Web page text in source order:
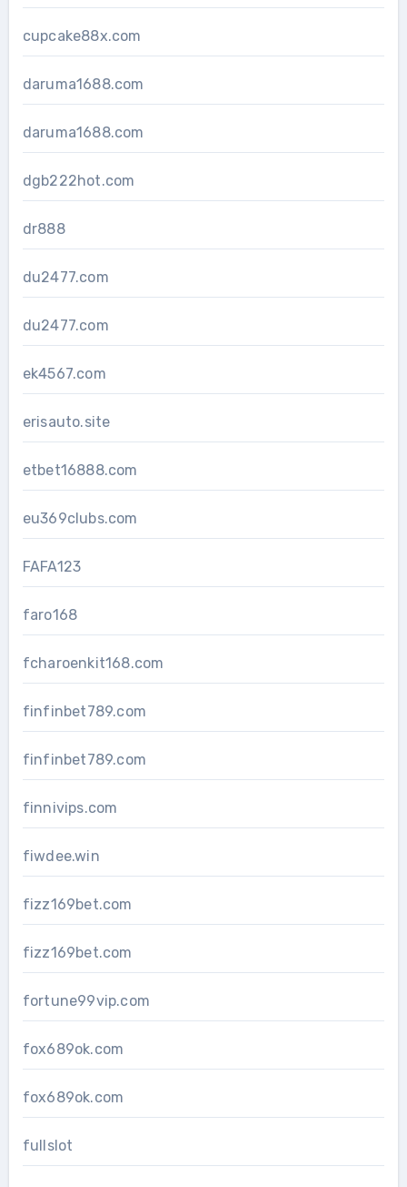
cupcake88x.com
daruma1688.com
daruma1688.com
dgb222hot.com
dr888
du2477.com
du2477.com
ek4567.com
erisauto.site
etbet16888.com
eu369clubs.com
FAFA123
faro168
fcharoenkit168.com
finfinbet789.com
finfinbet789.com
finnivips.com
fiwdee.win
fizz169bet.com
fizz169bet.com
fortune99vip.com
fox689ok.com
fox689ok.com
fullslot